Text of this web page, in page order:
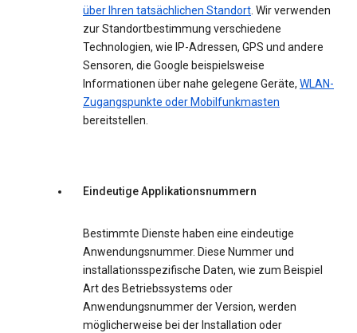
über Ihren tatsächlichen Standort. Wir verwenden
zur Standortbestimmung verschiedene
Technologien, wie IP-Adressen, GPS und andere
Sensoren, die Google beispielsweise
Informationen über nahe gelegene Geräte, WLAN-
Zugangspunkte oder Mobilfunkmasten
bereitstellen.
Eindeutige Applikationsnummern
Bestimmte Dienste haben eine eindeutige
Anwendungsnummer. Diese Nummer und
installationsspezifische Daten, wie zum Beispiel
Art des Betriebssystems oder
Anwendungsnummer der Version, werden
möglicherweise bei der Installation oder